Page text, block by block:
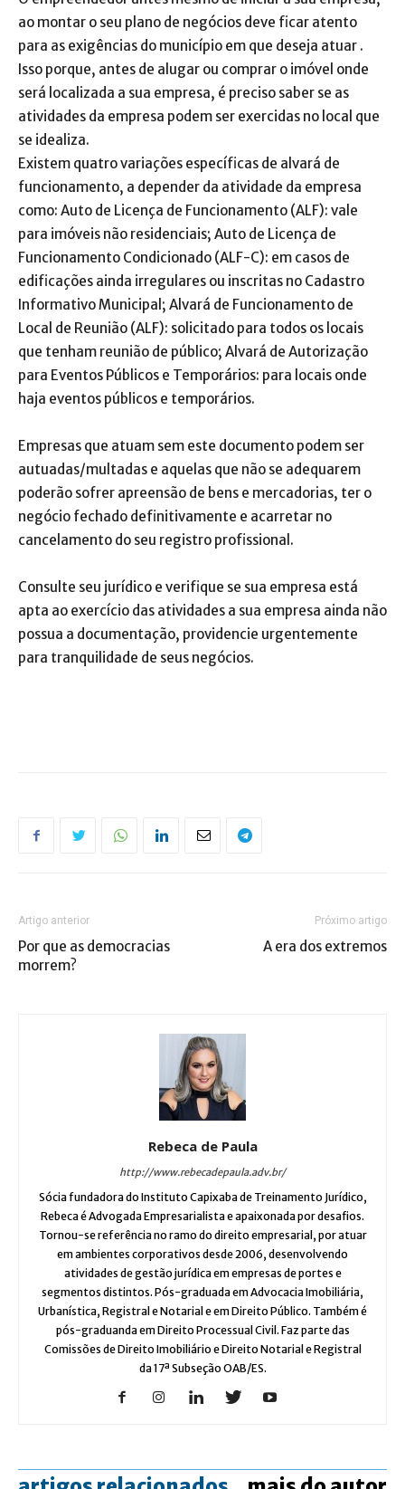
ao montar o seu plano de negócios deve ficar atento
para as exigências do município em que deseja atuar .
Isso porque, antes de alugar ou comprar o imóvel onde
será localizada a sua empresa, é preciso saber se as
atividades da empresa podem ser exercidas no local que
se idealiza.
Existem quatro variações específicas de alvará de
funcionamento, a depender da atividade da empresa
como: Auto de Licença de Funcionamento (ALF): vale
para imóveis não residenciais; Auto de Licença de
Funcionamento Condicionado (ALF-C): em casos de
edificações ainda irregulares ou inscritas no Cadastro
Informativo Municipal; Alvará de Funcionamento de
Local de Reunião (ALF): solicitado para todos os locais
que tenham reunião de público; Alvará de Autorização
para Eventos Públicos e Temporários: para locais onde
haja eventos públicos e temporários.
Empresas que atuam sem este documento podem ser
autuadas/multadas e aquelas que não se adequarem
poderão sofrer apreensão de bens e mercadorias, ter o
negócio fechado definitivamente e acarretar no
cancelamento do seu registro profissional.
Consulte seu jurídico e verifique se sua empresa está
apta ao exercício das atividades a sua empresa ainda não
possua a documentação, providencie urgentemente
para tranquilidade de seus negócios.
Artigo anterior
Por que as democracias
morrem?
Próximo artigo
A era dos extremos
Rebeca de Paula
http://www.rebecadepaula.adv.br/
Sócia fundadora do Instituto Capixaba de Treinamento Jurídico,
Rebeca é Advogada Empresarialista e apaixonada por desafios.
Tornou-se referência no ramo do direito empresarial, por atuar
em ambientes corporativos desde 2006, desenvolvendo
atividades de gestão jurídica em empresas de portes e
segmentos distintos. Pós-graduada em Advocacia Imobiliária,
Urbanística, Registral e Notarial e em Direito Público. Também é
pós-graduanda em Direito Processual Civil. Faz parte das
Comissões de Direito Imobiliário e Direito Notarial e Registral
da 17ª Subseção OAB/ES.